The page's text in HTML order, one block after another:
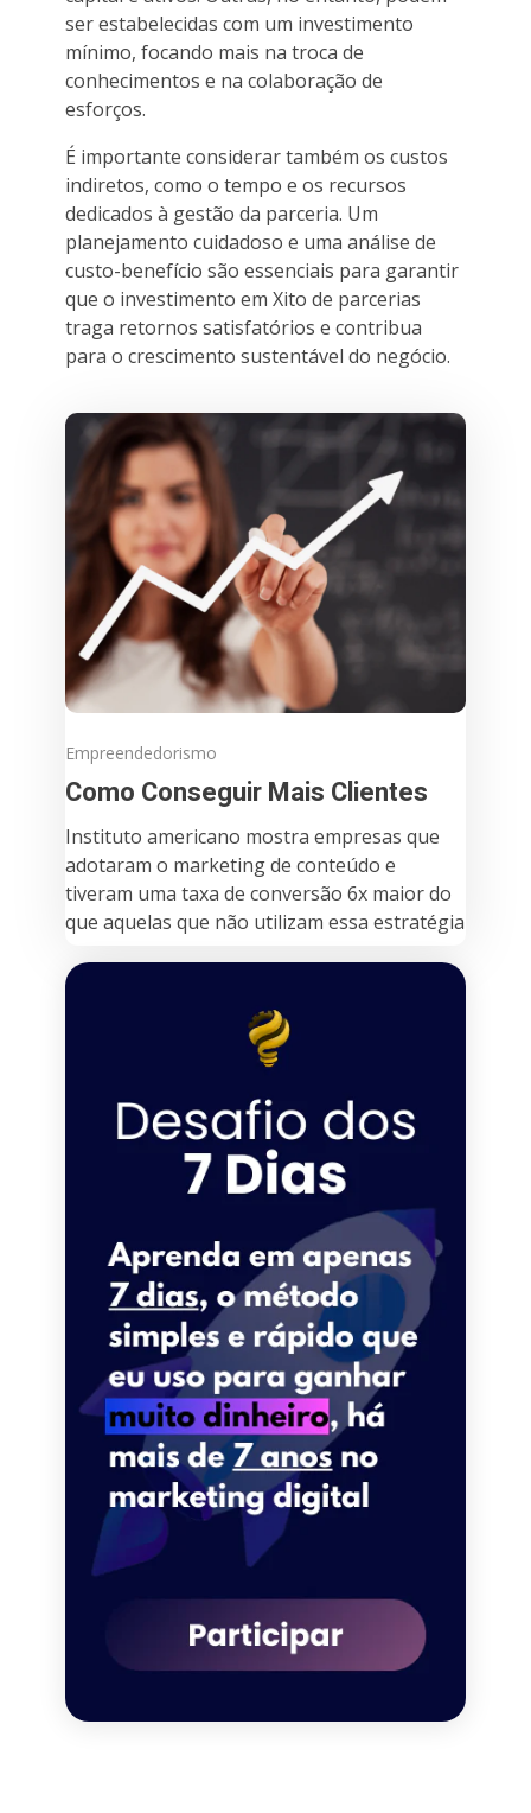
ser estabelecidas com um investimento
mínimo, focando mais na troca de
conhecimentos e na colaboração de
esforços.
É importante considerar também os custos
indiretos, como o tempo e os recursos
dedicados à gestão da parceria. Um
planejamento cuidadoso e uma análise de
custo-benefício são essenciais para garantir
que o investimento em Xito de parcerias
traga retornos satisfatórios e contribua
para o crescimento sustentável do negócio.
Empreendedorismo
Como Conseguir Mais Clientes
Instituto americano mostra empresas que
adotaram o marketing de conteúdo e
tiveram uma taxa de conversão 6x maior do
que aquelas que não utilizam essa estratégia